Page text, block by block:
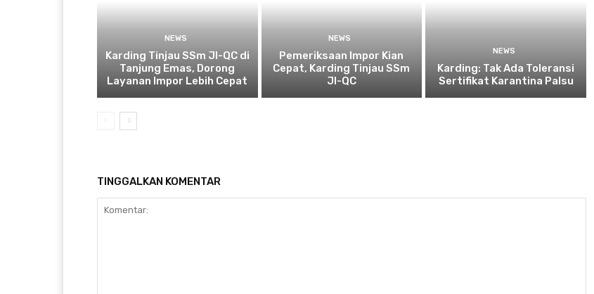
NEWS
Karding Tinjau SSm JI-QC di
Tanjung Emas, Dorong
Layanan Impor Lebih Cepat
NEWS
Pemeriksaan Impor Kian
Cepat, Karding Tinjau SSm
JI-QC
NEWS
Karding: Tak Ada Toleransi
Sertifikat Karantina Palsu
TINGGALKAN KOMENTAR